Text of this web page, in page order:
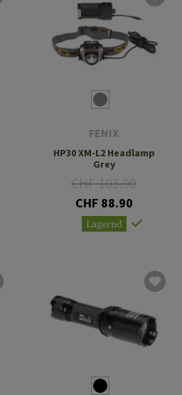
FENIX
HP30 XM-L2 Headlamp
Grey
CHF 103.90
CHF 88.90
Lagernd